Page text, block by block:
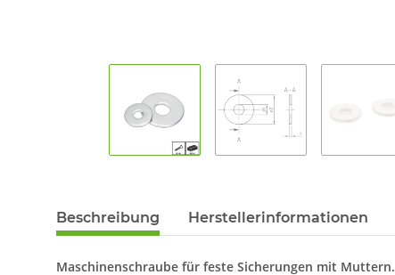
Beschreibung Herstellerinformationen
Maschinenschraube für feste Sicherungen mit Muttern.